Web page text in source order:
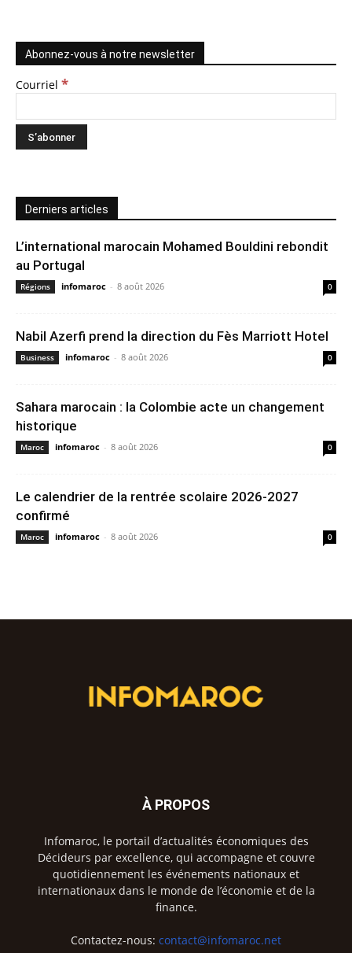
Abonnez-vous à notre newsletter
Courriel *
Derniers articles
L’international marocain Mohamed Bouldini rebondit
au Portugal
Régions infomaroc - 8 août 2026 0
Nabil Azerfi prend la direction du Fès Marriott Hotel
Business infomaroc - 8 août 2026 0
Sahara marocain : la Colombie acte un changement
historique
Maroc infomaroc - 8 août 2026 0
Le calendrier de la rentrée scolaire 2026-2027
confirmé
Maroc infomaroc - 8 août 2026 0
À PROPOS
Infomaroc, le portail d’actualités économiques des
Décideurs par excellence, qui accompagne et couvre
quotidiennement les événements nationaux et
internationaux dans le monde de l’économie et de la
finance.
Contactez-nous: contact@infomaroc.net